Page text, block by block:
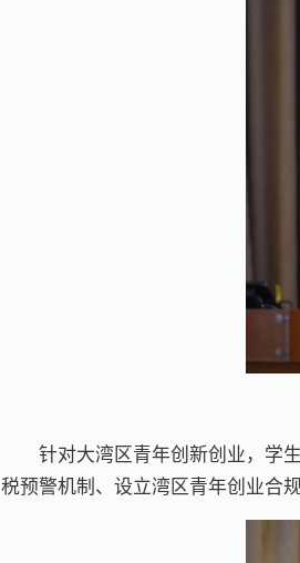
针对大湾区青年创新创业，学
税预警机制、设立湾区青年创业合